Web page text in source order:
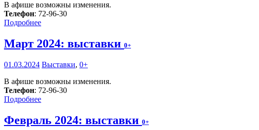
В афише возможны изменения.
Телефон: 72-96-30
Подробнее
Март 2024: выставки 0+
01.03.2024 Выставки, 0+
В афише возможны изменения.
Телефон: 72-96-30
Подробнее
Февраль 2024: выставки 0+